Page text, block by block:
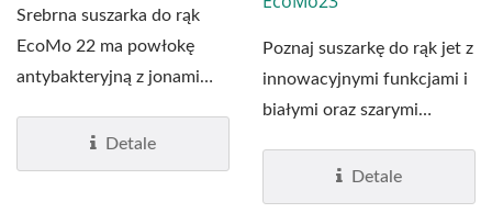
Srebrna suszarka do rąk
EcoMo 22 ma powłokę
antybakteryjną z jonami
Detale
Poznaj suszarkę do rąk jet z
innowacyjnymi funkcjami i
białymi oraz szarymi
Detale